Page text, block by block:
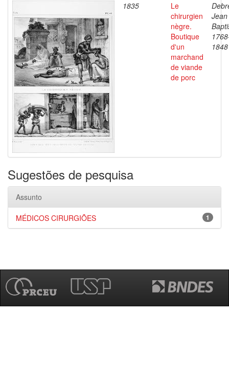
1835
Le
chirurgien
nègre.
Boutique
d'un
marchand
de viande
de porc
Jean
1848
Sugestões de pesquisa
Assunto
1
MÉDICOS CIRURGIÕES